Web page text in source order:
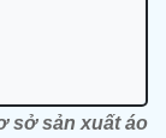
sở sản xuất áo